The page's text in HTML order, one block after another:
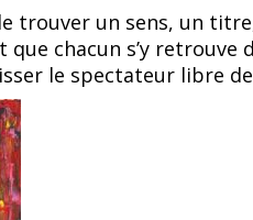
trouver un sens, un
chacun s’y retrouve
le spectateur libre